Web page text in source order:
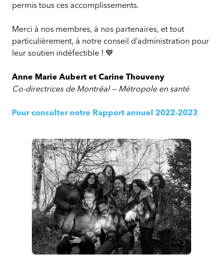
permis tous ces accomplissements.
Merci à nos membres, à nos partenaires, et tout
particulièrement, à notre conseil d’administration pour
leur soutien indéfectible ! 💙
Anne Marie Aubert et Carine Thouveny
Co-directrices de Montréal — Métropole en santé
Pour consulter notre Rapport annuel 2022-2023